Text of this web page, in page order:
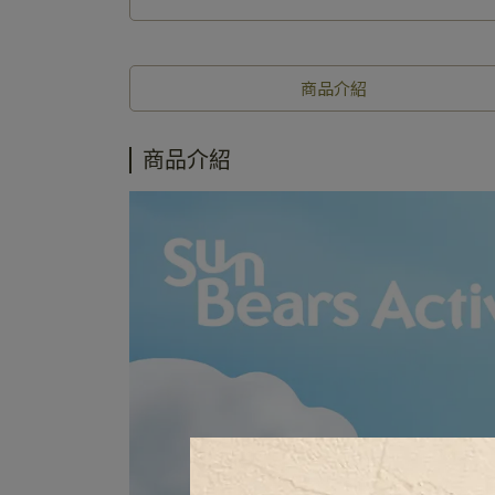
商品介紹
商品介紹